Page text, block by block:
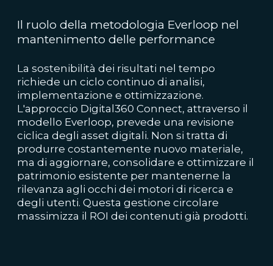
Il ruolo della metodologia Everloop nel
mantenimento delle performance
La sostenibilità dei risultati nel tempo
richiede un ciclo continuo di analisi,
implementazione e ottimizzazione.
L'approccio Digital360 Connect, attraverso il
modello Everloop, prevede una revisione
ciclica degli asset digitali. Non si tratta di
produrre costantemente nuovo materiale,
ma di aggiornare, consolidare e ottimizzare il
patrimonio esistente per mantenerne la
rilevanza agli occhi dei motori di ricerca e
degli utenti. Questa gestione circolare
massimizza il ROI dei contenuti già prodotti.